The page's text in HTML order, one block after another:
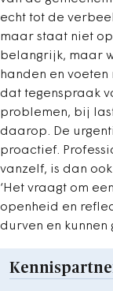
echt tot de
maar staat niet
belangrijk, maar
handen en voeten
dat tegenspraak
problemen, bij
daarop. De
proactief.
vanzelf, is dan
‘Het vraagt om
openheid en
durven en kunnen